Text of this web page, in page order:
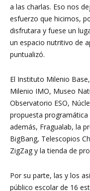
a las charlas. Eso nos
esfuerzo que hicimos,
disfrutara y fuese un
un espacio nutritivo de
puntualizó.
El Instituto Milenio
Milenio IMO, Museo
Observatorio ESO,
propuesta
además, Fragualab, la
BigBang, Telescopios
ZigZag y la tienda de
Por su parte, las y los
público escolar de 16